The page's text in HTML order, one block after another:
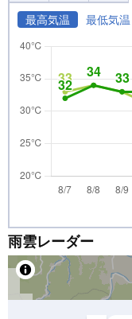
最高気温 最低気温
雨雲レーダー